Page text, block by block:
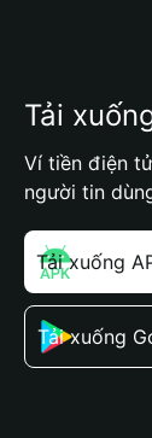
Tải
Ví tiền điện
người tin
Tải xuống
Tải xuống